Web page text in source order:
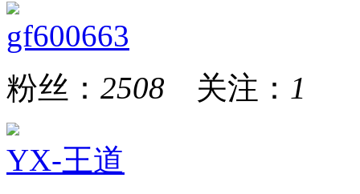
gf600663
粉丝： 2508 关注： 1
YX-王道